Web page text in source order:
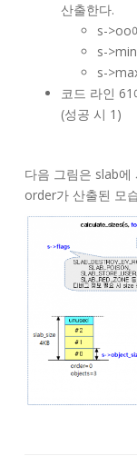
산출한다.
s->oo
s-
s-
코드 라인
(성공 시 1)
다음 그림은 slab
order가 산출된 모